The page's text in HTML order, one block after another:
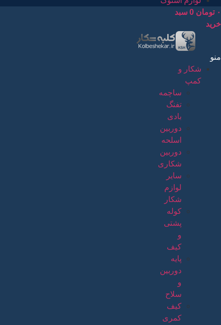
۰ تومان 0 سبد
خرید
منو
شکار و
کمپ
ساچمه
تفنگ
بادی
دوربین
اسلحه
دوربین
شکاری
سایر
لوازم
شکار
کوله
پشتی
و
کیف
پایه
دوربین
و
سلاح
کیف
کمری